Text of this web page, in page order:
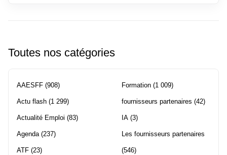
Toutes nos catégories
AAESFF (908)
Actu flash (1 299)
Actualité Emploi (83)
Agenda(237)
ATF (23)
Formation (1 009)
fournisseurs partenaires (42)
IA (3)
Les fournisseurs partenaires
(546)